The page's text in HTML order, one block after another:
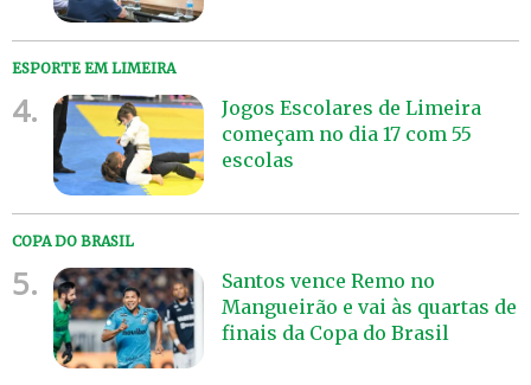
ESPORTE EM LIMEIRA
4.
Jogos Escolares de Limeira
começam no dia 17 com 55
escolas
COPA DO BRASIL
5.
Santos vence Remo no
Mangueirão e vai às quartas de
finais da Copa do Brasil